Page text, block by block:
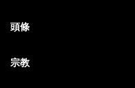
頭條
宗教